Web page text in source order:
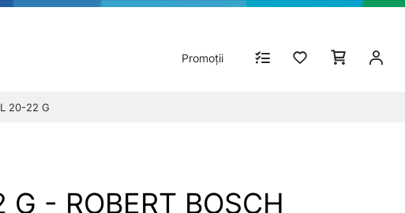
Promoții
20-22 G
- ROBERT BOSCH